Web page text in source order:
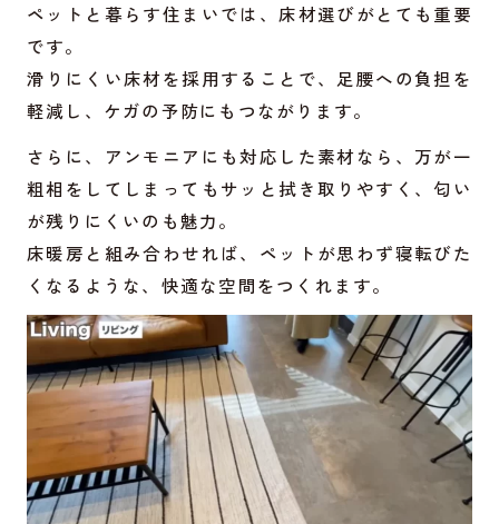
ペットと暮らす住まいでは、床材選びがとても重要
です。
滑りにくい床材を採用することで、足腰への負担を
軽減し、ケガの予防にもつながります。
さらに、アンモニアにも対応した素材なら、万が一
粗相をしてしまってもサッと拭き取りやすく、匂い
が残りにくいのも魅力。
床暖房と組み合わせれば、ペットが思わず寝転びた
くなるような、快適な空間をつくれます。